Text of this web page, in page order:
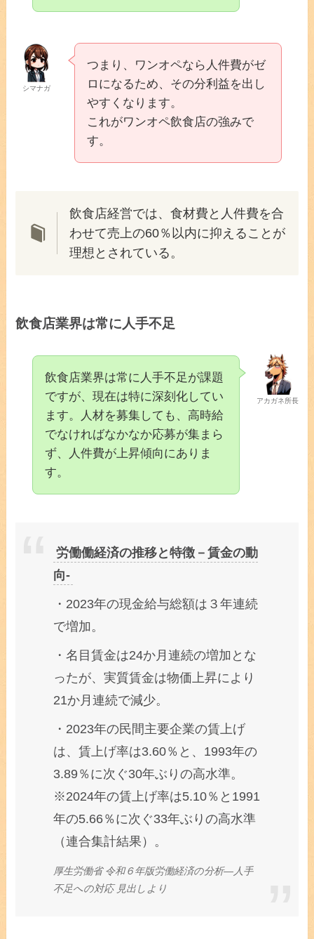
シマナガ
つまり、ワンオペなら人件費がゼ
ロになるため、その分利益を出し
やすくなります。
これがワンオペ飲食店の強みで
す。
飲食店経営では、食材費と人件費を合
わせて売上の60％以内に抑えることが
理想とされている。
飲食店業界は常に人手不足
アカガネ所長
飲食店業界は常に人手不足が課題
ですが、現在は特に深刻化してい
ます。人材を募集しても、高時給
でなければなかなか応募が集まら
ず、人件費が上昇傾向にありま
す。
労働働経済の推移と特徴－賃金の動
向-
・2023年の現金給与総額は３年連続
で増加。
・名目賃金は24か月連続の増加とな
ったが、実質賃金は物価上昇により
21か月連続で減少。
・2023年の民間主要企業の賃上げ
は、賃上げ率は3.60％と、1993年の
3.89％に次ぐ30年ぶりの高水準。
※2024年の賃上げ率は5.10％と1991
年の5.66％に次ぐ33年ぶりの高水準
（連合集計結果）。
厚生労働省 令和６年版労働経済の分析―人手
不足への対応 見出しより